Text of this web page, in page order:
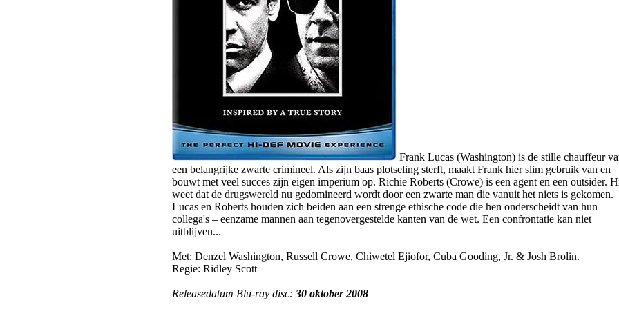
Frank Lucas (Washington) is de stille chauffeur
een belangrijke zwarte crimineel. Als zijn baas plotseling sterft, maakt Frank hier slim gebruik van en
bouwt met veel succes zijn eigen imperium op. Richie Roberts (Crowe) is een agent en een outsider.
weet dat de drugswereld nu gedomineerd wordt door een zwarte man die vanuit het niets is gekomen.
Lucas en Roberts houden zich beiden aan een strenge ethische code die hen onderscheidt van hun
collega's – eenzame mannen aan tegenovergestelde kanten van de wet. Een confrontatie kan niet
uitblijven...
Met: Denzel Washington, Russell Crowe, Chiwetel Ejiofor, Cuba Gooding, Jr. & Josh Brolin.
Regie: Ridley Scott
Releasedatum Blu-ray disc: 30 oktober 2008